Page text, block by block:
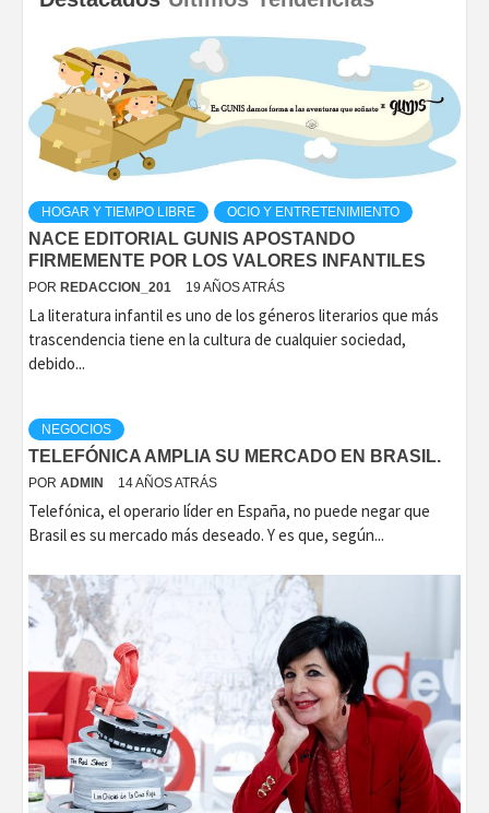
HOGAR Y TIEMPO LIBRE OCIO Y ENTRETENIMIENTO
NACE EDITORIAL GUNIS APOSTANDO
FIRMEMENTE POR LOS VALORES INFANTILES
POR REDACCION_201 19 AÑOS ATRÁS
La literatura infantil es uno de los géneros literarios que más
trascendencia tiene en la cultura de cualquier sociedad,
debido...
NEGOCIOS
TELEFÓNICA AMPLIA SU MERCADO EN BRASIL.
POR ADMIN 14 AÑOS ATRÁS
Telefónica, el operario líder en España, no puede negar que
Brasil es su mercado más deseado. Y es que, según...